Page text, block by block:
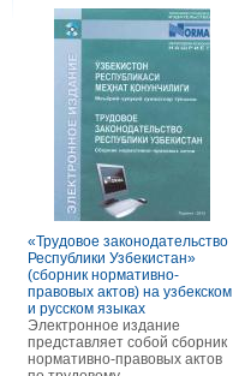
«Трудовое законодательство
Республики Узбекистан»
(сборник нормативно-
правовых актов) на узбекском
и русском языках
Электронное издание
представляет собой сборник
нормативно-правовых актов